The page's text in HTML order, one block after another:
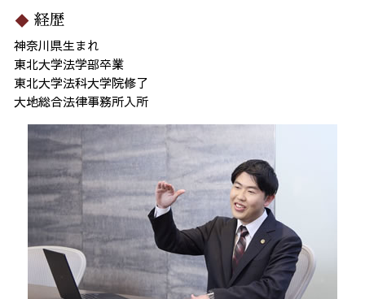
経歴
神奈川県生まれ
東北大学法学部卒業
東北大学法科大学院修了
大地総合法律事務所入所